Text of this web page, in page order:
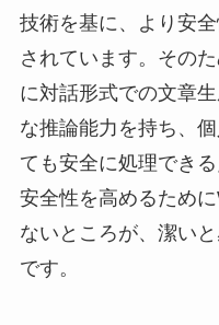
技術を基に、より安
されています。その
に対話形式での文章
な推論能力を持ち、
ても安全に処理でき
安全性を高めるため
ないところが、潔い
です。